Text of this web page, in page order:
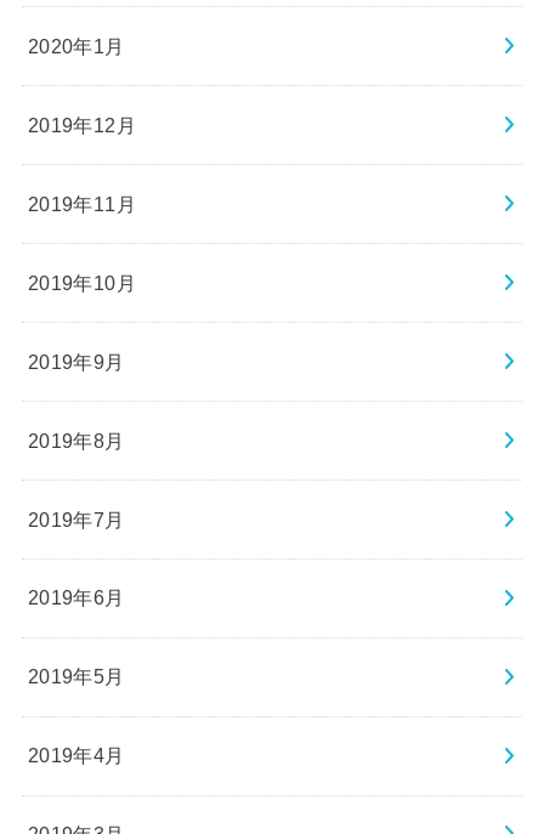
2020年1月
2019年12月
2019年11月
2019年10月
2019年9月
2019年8月
2019年7月
2019年6月
2019年5月
2019年4月